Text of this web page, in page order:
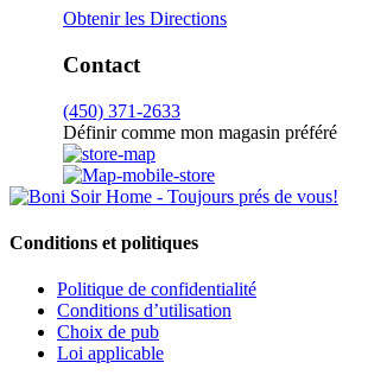
Obtenir les Directions
Contact
(450) 371-2633
Définir comme mon magasin préféré
Conditions et politiques
Politique de confidentialité
Conditions d’utilisation
Choix de pub
Loi applicable